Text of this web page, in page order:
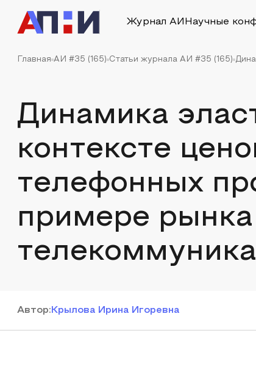
Журнал АИ Научные
Главная АИ #35 (165) Статьи журнала АИ #35 (165)
Динамика
контексте
телефонных
примере рынка
Автор: Крылова Ирина Игоревна